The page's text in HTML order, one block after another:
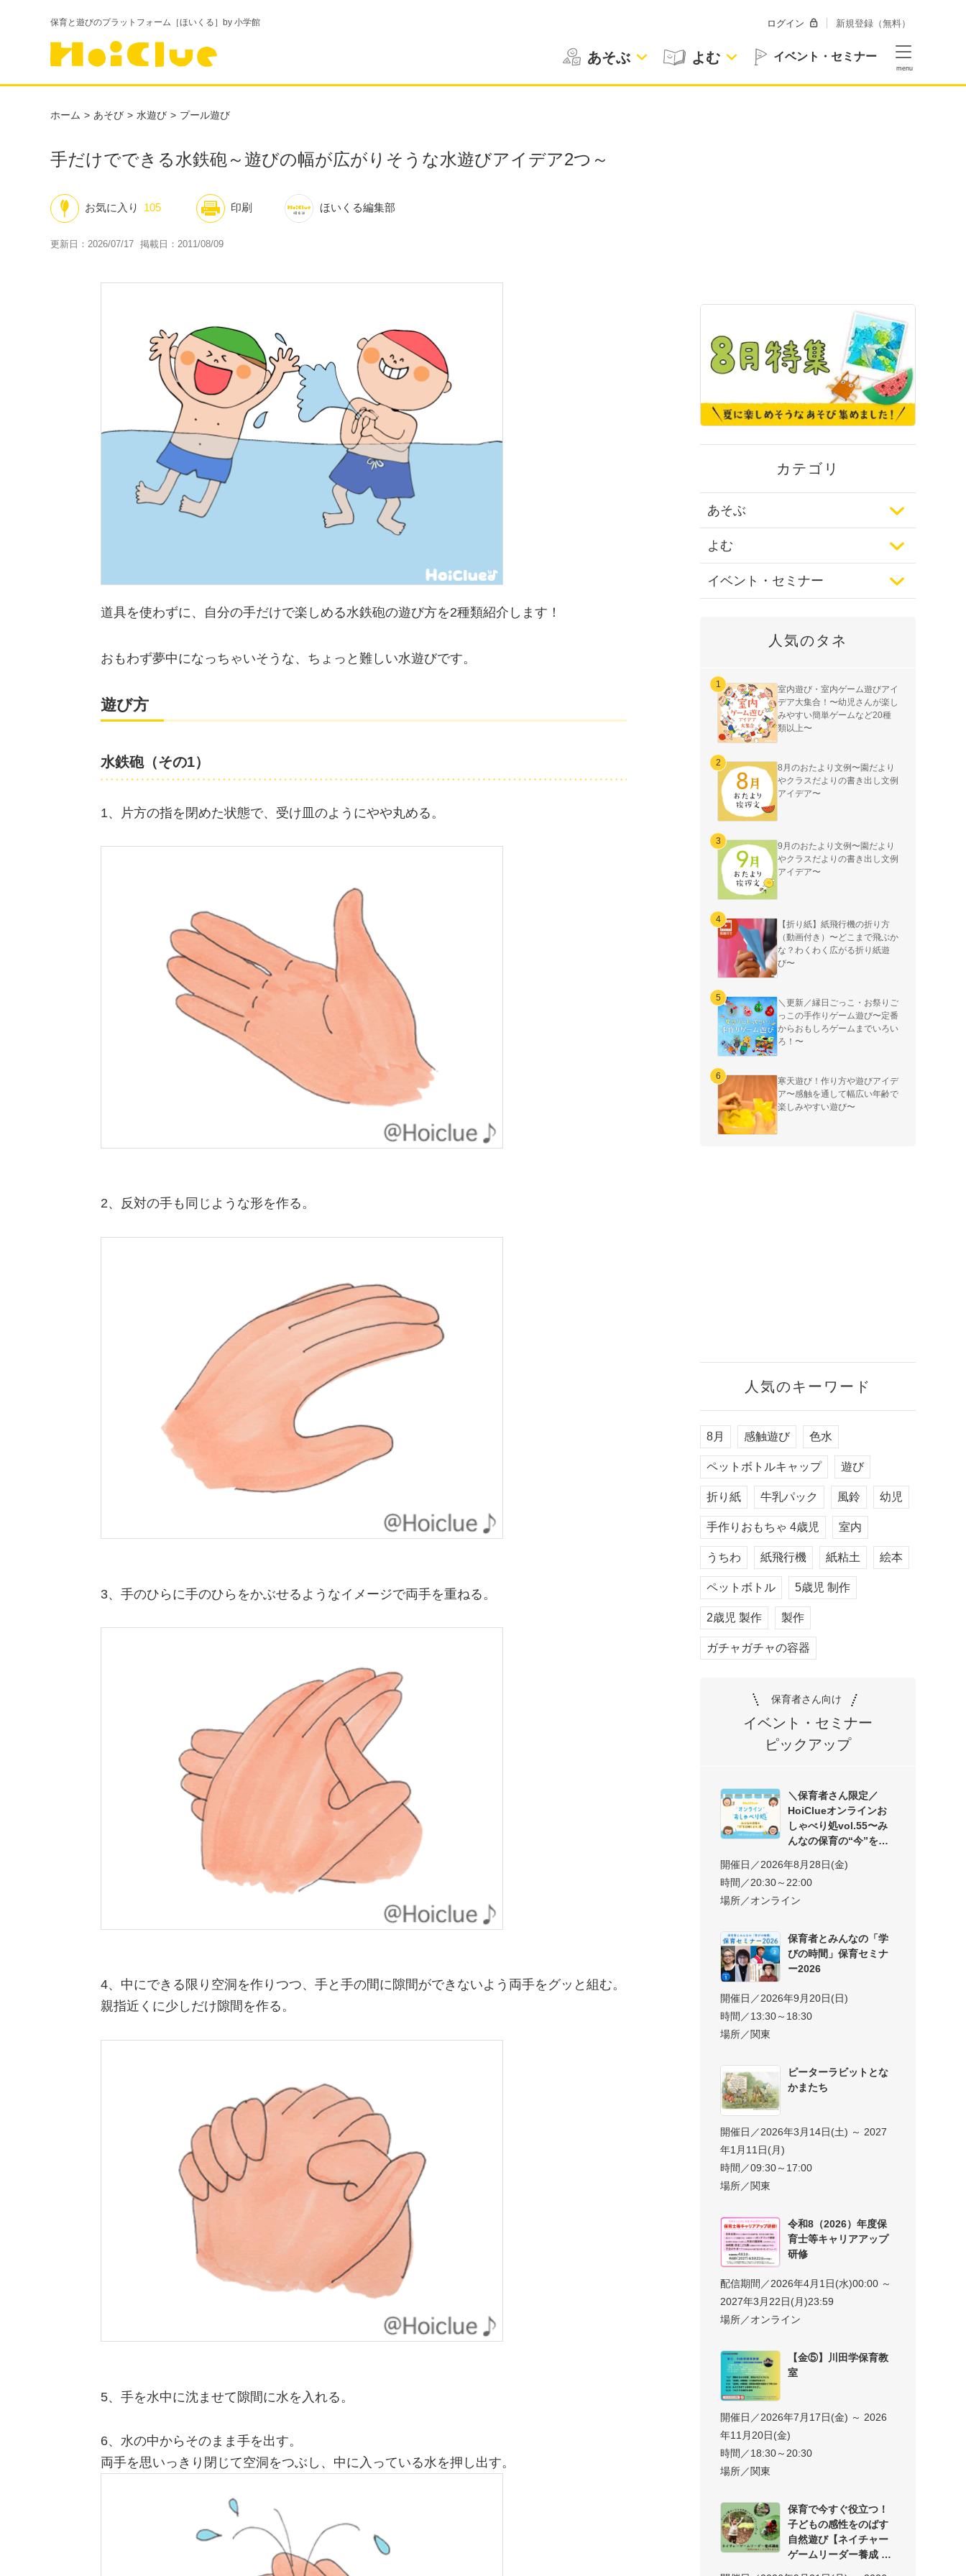
保育と遊びのプラットフォーム［ほいくる］by 小学館
あそぶ よむ イベント・セミナー
ログイン 新規登録（無料）
ホーム あそび 水遊び プール遊び
手だけでできる水鉄砲～遊びの幅が広がりそうな水遊びアイデア2つ～
ほいくる編集部
お気に入り 105 印刷
更新日：2026/07/17 掲載日：2011/08/09
道具を使わずに、自分の手だけで楽しめる水鉄砲の遊び方を2種類紹介します！
おもわず夢中になっちゃいそうな、ちょっと難しい水遊びです。
遊び方
水鉄砲（その1）
1、片方の指を閉めた状態で、受け皿のようにやや丸める。
2、反対の手も同じような形を作る。
3、手のひらに手のひらをかぶせるようなイメージで両手を重ねる。
4、中にできる限り空洞を作りつつ、手と手の間に隙間ができないよう両手をグッと組む。
親指近くに少しだけ隙間を作る。
5、手を水中に沈ませて隙間に水を入れる。
6、水の中からそのまま手を出す。
両手を思いっきり閉じて空洞をつぶし、中に入っている水を押し出す。
カテゴリ
あそぶ
よむ
イベント・セミナー
人気のタネ
室内遊び・室内ゲーム遊びアイ
デア大集合！〜幼児さんが楽し
みやすい簡単ゲームなど20種
類以上〜
8月のおたより文例〜園だより
やクラスだよりの書き出し文例
アイデア〜
9月のおたより文例〜園だより
やクラスだよりの書き出し文例
アイデア〜
【折り紙】紙飛行機の折り方
（動画付き）〜どこまで飛ぶか
な？わくわく広がる折り紙遊
び〜
＼更新／縁日ごっこ・お祭りご
っこの手作りゲーム遊び〜定番
からおもしろゲームまでいろい
ろ！〜
寒天遊び！作り方や遊びアイデ
ア〜感触を通して幅広い年齢で
楽しみやすい遊び〜
人気のキーワード
8月 感触遊び 色水
ペットボトルキャップ 遊び
折り紙 牛乳パック 風鈴 幼児
手作りおもちゃ 4歳児 室内
うちわ 紙飛行機 紙粘土 絵本
ペットボトル 5歳児 制作
2歳児 製作 製作
ガチャガチャの容器
保育者さん向け
イベント・セミナー
ピックアップ
＼保育者さん限定／
HoiClueオンラインお
しゃべり処vol.55〜み
んなの保育の“今”を交
開催日／2026年8月28日(金)
時間／20:30～22:00
場所／オンライン
保育者とみんなの「学
びの時間」保育セミナ
ー2026
開催日／2026年9月20日(日)
時間／13:30～18:30
場所／関東
ピーターラビットとな
かまたち
開催日／2026年3月14日(土) ～ 2027
年1月11日(月)
時間／09:30～17:00
場所／関東
令和8（2026）年度保
育士等キャリアアップ
研修
配信期間／2026年4月1日(水)00:00 ～
2027年3月22日(月)23:59
場所／オンライン
【金⑤】川田学保育教
室
開催日／2026年7月17日(金) ～ 2026
年11月20日(金)
時間／18:30～20:30
場所／関東
保育で今すぐ役立つ！
子どもの感性をのばす
自然遊び【ネイチャー
ゲームリーダー養成